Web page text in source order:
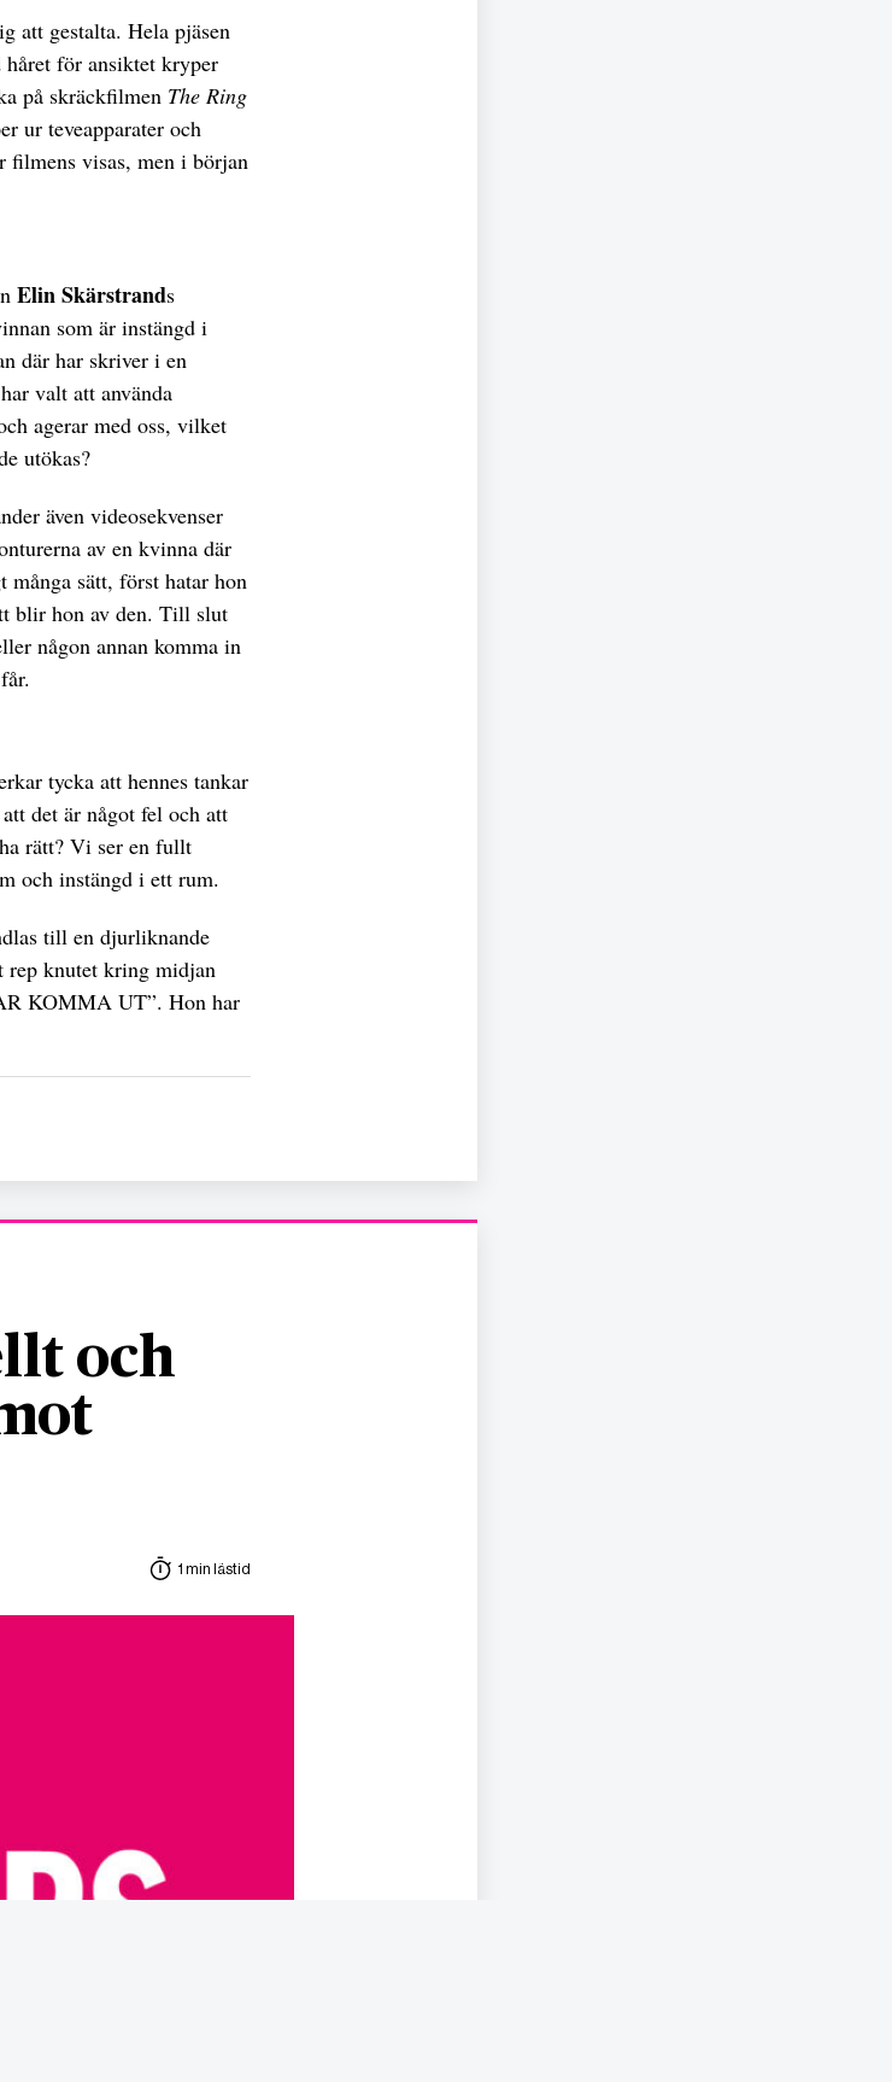
att gestalta. Hela pjäsen
för ansiktet kryper
på skräckfilmen The Ring
ur teveapparater och
filmens visas, men i början
Elin Skärstrands
som är instängd i
där har skriver i en
valt att använda
agerar med oss, vilket
utökas?
även videosekvenser
av en kvinna där
många sätt, först hatar hon
blir hon av den. Till slut
någon annan komma in
tycka att hennes tankar
det är något fel och att
rätt? Vi ser en fullt
och instängd i ett rum.
till en djurliknande
rep knutet kring midjan
KOMMA UT”. Hon har
och
1 min lästid